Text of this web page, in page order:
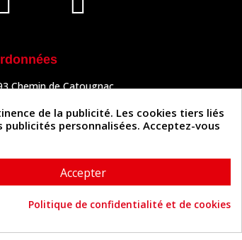
Chemin de Catougnac
63 34 51 88de la publicité. Les cookies tiers liés
personnalisées. Acceptez-vous
Accepter
Politique de confidentialité et de cookies